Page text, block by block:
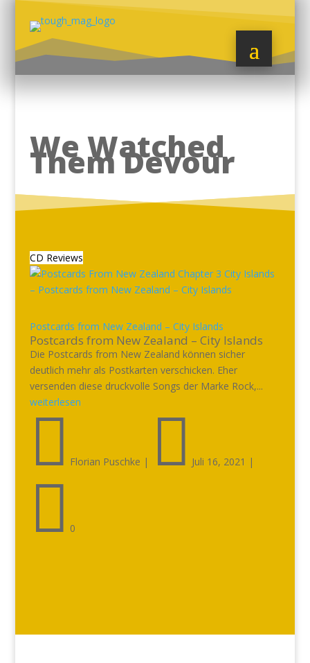
We Watched
Them Devour
CD Reviews
Postcards from New Zealand – City Islands
Postcards from New Zealand – City Islands
Die Postcards from New Zealand können sicher
deutlich mehr als Postkarten verschicken. Eher
versenden diese druckvolle Songs der Marke Rock,...
weiterlesen
 Florian Puschke |  Juli 16, 2021 |
 0